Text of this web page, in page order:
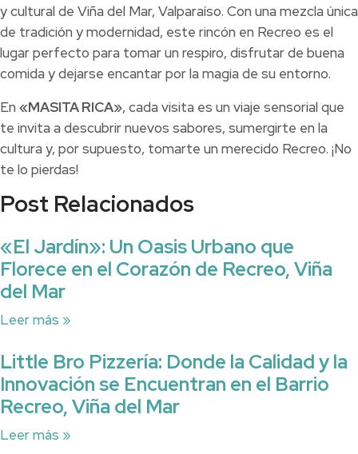
y cultural de Viña del Mar, Valparaíso. Con una mezcla única
de tradición y modernidad, este rincón en Recreo es el
lugar perfecto para tomar un respiro, disfrutar de buena
comida y dejarse encantar por la magia de su entorno.
En «MASITA RICA», cada visita es un viaje sensorial que
te invita a descubrir nuevos sabores, sumergirte en la
cultura y, por supuesto, tomarte un merecido Recreo. ¡No
te lo pierdas!
Post Relacionados
«El Jardín»: Un Oasis Urbano que
Florece en el Corazón de Recreo, Viña
del Mar
Leer más »
Little Bro Pizzería: Donde la Calidad y la
Innovación se Encuentran en el Barrio
Recreo, Viña del Mar
Leer más »